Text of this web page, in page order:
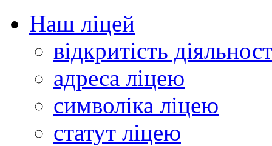
Наш ліцей
відкритість
адреса ліцею
символіка ліцею
статут ліцею